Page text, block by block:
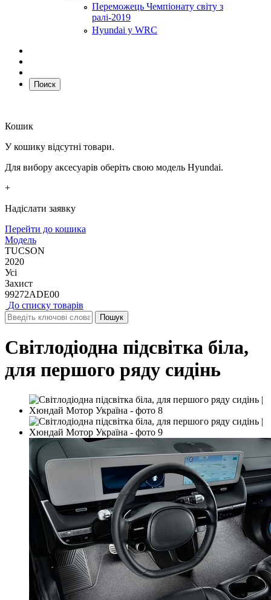
Переможець Чемпіонату світу з
ралі-2019
Hyundai у WRC
Поиск
Кошик
У кошику відсутні товари.
Для вибору аксесуарів оберіть свою модель Hyundai.
+
Надіслати заявку
Перейти до кошика
Модель
TUCSON
2020
Усі
Захист
99272ADE00
До списку товарів
Світлодіодна підсвітка біла,
для першого ряду сидінь